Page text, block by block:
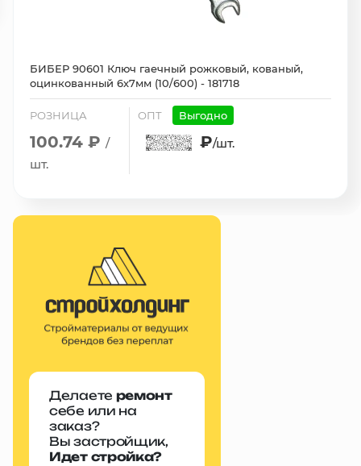
БИБЕР 90601 Ключ гаечный рожковый, кованый,
оцинкованный 6х7мм (10/600) - 181718
РОЗНИЦА
100.74 ₽ /
шт.
ОПТ Выгодно
₽/шт.
Делаете ремонт
себе или на
заказ?
Вы застройщик,
Идет стройка?